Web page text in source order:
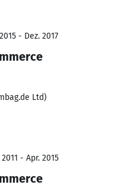
- Dez. 2017
Ltd)
- Apr. 2015